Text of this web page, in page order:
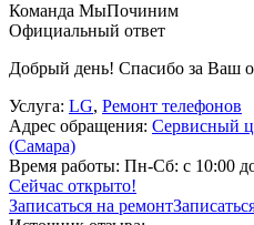
Команда МыПочиним
Официальный ответ
Добрый день! Спасибо за Ваш
Услуга: LG, Ремонт телефонов
Адрес обращения: Сервисный
(Самара)
Время работы: Пн-Сб: с 10:00
Сейчас открыто!
Записаться на ремонт